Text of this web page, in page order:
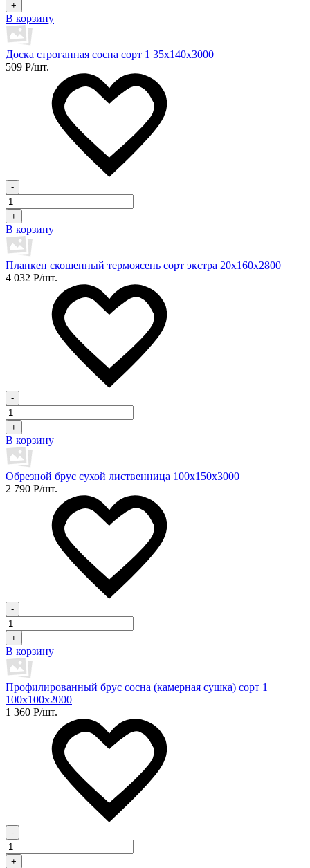
+
В корзину
Доска строганная сосна сорт 1 35х140х3000
509 Р/шт.
-
+
В корзину
Планкен скошенный термоясень сорт экстра 20х160х2800
4 032 Р/шт.
-
+
В корзину
Обрезной брус сухой лиственница 100х150х3000
2 790 Р/шт.
-
+
В корзину
Профилированный брус сосна (камерная сушка) сорт 1
100х100х2000
1 360 Р/шт.
-
+